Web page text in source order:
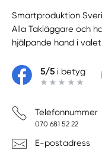
Smartproduktion
Alla Takläggare och
hjälpande hand i
5/5i betyg
Telefonnummer
070 681 52 22
E-postadress